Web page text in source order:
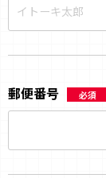
郵便番号 必須